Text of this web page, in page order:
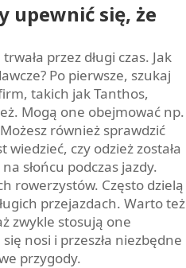
upewnić się, że
przez długi czas. Jak
Po pierwsze, szukaj
takich jak Tanthos,
Mogą one obejmować np.
również sprawdzić
czy odzież została
słońcu podczas jazdy.
rowerzystów. Często dzielą
przejazdach. Warto też
zwykle stosują one
nosi i przeszła niezbędne
przygody.